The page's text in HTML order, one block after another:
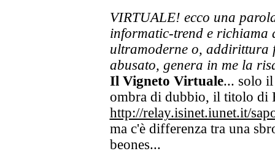
VIRTUALE! ecco una
informatic-trend e richiama
ultramoderne o, addirittura
abusato, genera in me la
Il Vigneto Virtuale... solo il
ombra di dubbio, il titolo di
http://relay.isinet.iunet.it/
ma c'è differenza tra una
beones...